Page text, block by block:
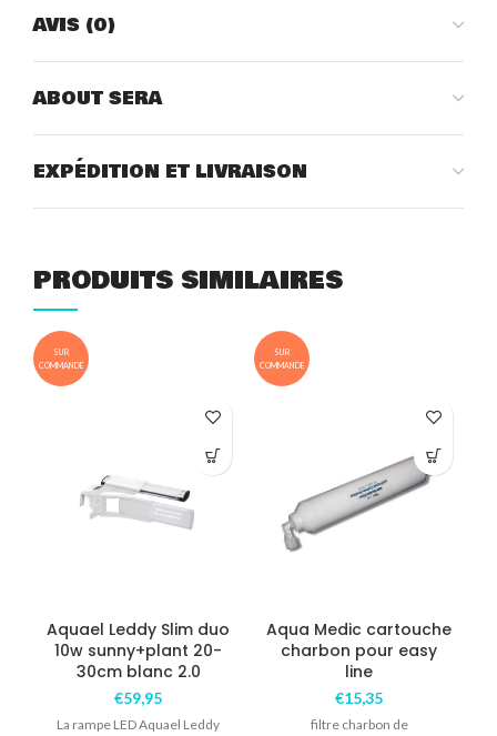
AVIS (0)
ABOUT SERA
EXPÉDITION ET LIVRAISON
PRODUITS SIMILAIRES
SUR
COMMANDE
Aquael Leddy Slim duo
10w sunny+plant 20-
30cm blanc 2.0
€59,95
La rampe LED Aquael Leddy
SUR
COMMANDE
Aqua Medic cartouche
charbon pour easy
line
€15,35
filtre charbon de